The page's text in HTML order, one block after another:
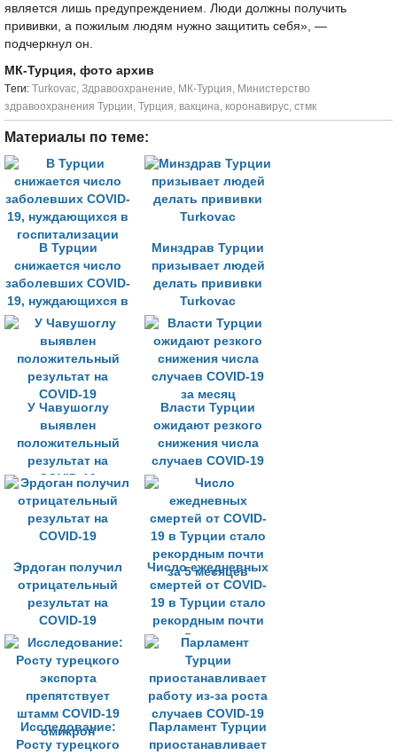
является лишь предупреждением. Люди должны получить
прививки, а пожилым людям нужно защитить себя», —
подчеркнул он.
МК-Турция, фото архив
Tеги: Turkovac, Здравоохранение, МК-Турция, Министерство
здравоохранения Турции, Турция, вакцина, коронавирус, стмк
Материалы по теме:
В Турции
снижается число
заболевших COVID-
19, нуждающихся в
госпитализации
Минздрав Турции
призывает людей
делать прививки
Turkovac
У Чавушоглу
выявлен
положительный
результат на
COVID-19
Власти Турции
ожидают резкого
снижения числа
случаев COVID-19
за месяц
Эрдоган получил
отрицательный
результат на
COVID-19
Число ежедневных
смертей от COVID-
19 в Турции стало
рекордным почти
за 5 месяцев
Исследование:
Росту турецкого
Парламент Турции
приостанавливает